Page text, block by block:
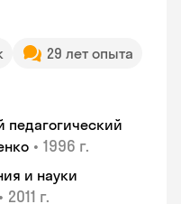
29 лет опыта
педагогический
• 1996 г.
и науки
• 2011 г.